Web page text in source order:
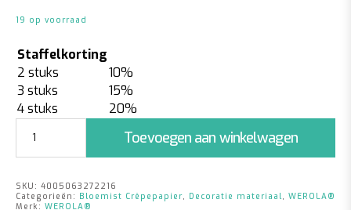
19 op voorraad
Staffelkorting
2 stuks
10%
3 stuks
15%
4 stuks
20%
Crêpepapier
Half
aantal
Toevoegen aan winkelwagen
SKU: 4005063272216
Categorieën: Bloemist Crêpepapier, Decoratie materiaal, WEROLA®
Merk: WEROLA®